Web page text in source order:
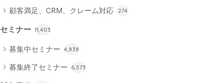
顧客満足、CRM、クレーム対応 274
セミナー 11,403
募集中セミナー 4,838
募集終了セミナー 6,573